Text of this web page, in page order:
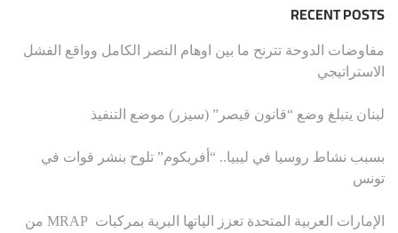
RECENT POSTS
مفاوضات الدوحة تترنح ما بين اوهام النصر الكامل وواقع الفشل
الاستراتيجي
لبنان يتبلغ وضع “قانون قيصر” (سيزر) موضع التنفيذ
بسبب نشاط روسيا في ليبيا.. “أفريكوم” تلوح بنشر قوات في
تونس
الإمارات العربية المتحدة تعزز الياتها البرية بمركبات MRAP من